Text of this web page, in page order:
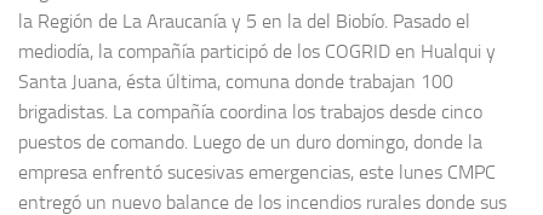
la Región de La Araucanía y 5 en la del Biobío. Pasado el
mediodía, la compañía participó de los COGRID en Hualqui y
Santa Juana, ésta última, comuna donde trabajan 100
brigadistas. La compañía coordina los trabajos desde cinco
puestos de comando. Luego de un duro domingo, donde la
empresa enfrentó sucesivas emergencias, este lunes CMPC
entregó un nuevo balance de los incendios rurales donde sus